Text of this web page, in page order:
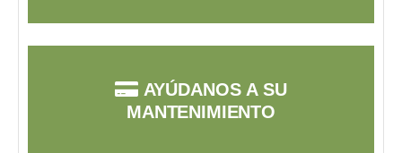
AYÚDANOS A SU
MANTENIMIENTO